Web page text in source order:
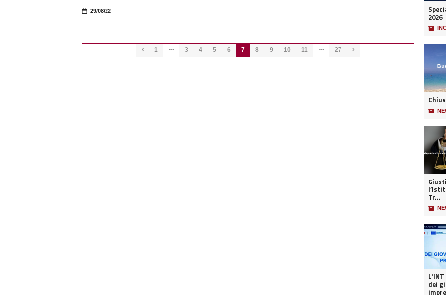
📅 29/08/22
 1  3 4 5 6 7 8 9 10 11  27 
2026
📦
📦
Tr...
📦
L'INT
dei